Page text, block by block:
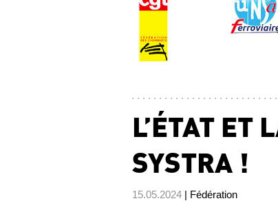
L’ÉTAT ET
SYSTRA !
15.05.2024 | Fédération